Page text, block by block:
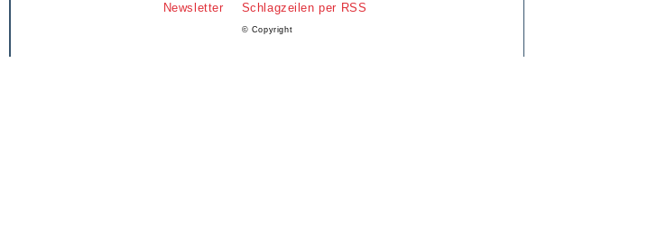
Newsletter Schlagzeilen per RSS
© Copyright